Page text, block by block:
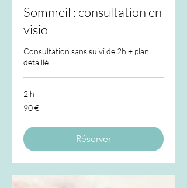
Sommeil : consultation en
visio
Consultation sans suivi de 2h + plan
détaillé
2 h
90
euros
90 €
Réserver